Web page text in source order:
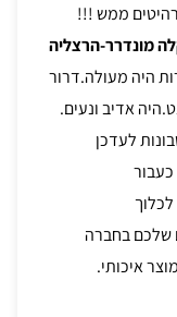
ממש !!!
מונדרר-הרצליה
היה מעולה.דרור
אדיב ונעים.
לעדכן
שלכם בחברה
איכותי.